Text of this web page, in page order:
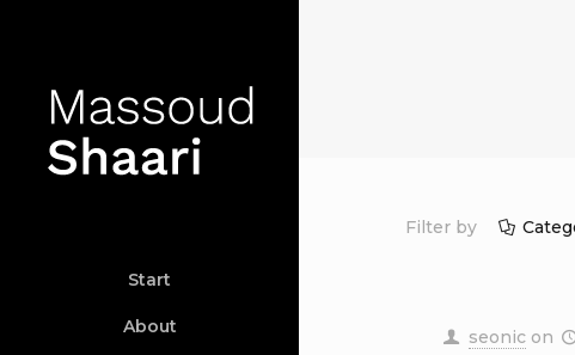
Start
About
Filter by
seonic on